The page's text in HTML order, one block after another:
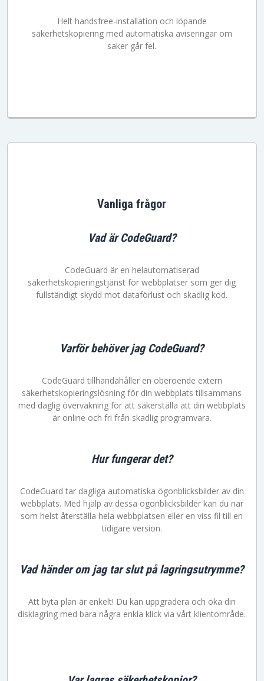
Helt handsfree-installation och löpande
säkerhetskopiering med automatiska aviseringar om
saker går fel.
Vanliga frågor
Vad är CodeGuard?
CodeGuard är en helautomatiserad
säkerhetskopieringstjänst för webbplatser som ger dig
fullständigt skydd mot dataförlust och skadlig kod.
Varför behöver jag CodeGuard?
CodeGuard tillhandahåller en oberoende extern
säkerhetskopieringslösning för din webbplats tillsammans
med daglig övervakning för att säkerställa att din webbplats
är online och fri från skadlig programvara.
Hur fungerar det?
CodeGuard tar dagliga automatiska ögonblicksbilder av din
webbplats. Med hjälp av dessa ögonblicksbilder kan du när
som helst återställa hela webbplatsen eller en viss fil till en
tidigare version.
Vad händer om jag tar slut på lagringsutrymme?
Att byta plan är enkelt! Du kan uppgradera och öka din
disklagring med bara några enkla klick via vårt klientområde.